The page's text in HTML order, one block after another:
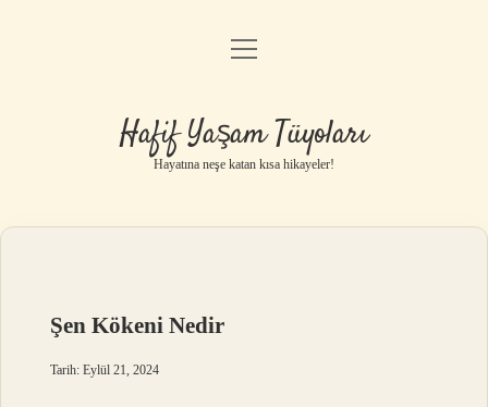
Anasayfa
Yasal Uyarı
menüyü
Hafif Yaşam Tüyoları
Hayatına neşe katan kısa hikayeler!
Şen Kökeni Nedir
Tarih: Eylül 21, 2024